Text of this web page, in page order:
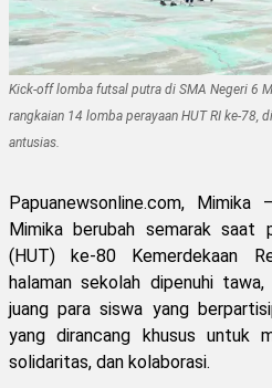
Kick-off lomba futsal putra di SMA Negeri 6
rangkaian 14 lomba perayaan HUT RI ke-78,
antusias.
Papuanewsonline.com,
Mimika berubah semarak saat
(HUT) ke-80 Kemerdekaan
halaman sekolah dipenuhi
juang para siswa yang
yang dirancang khusus untuk
solidaritas, dan kolaborasi.